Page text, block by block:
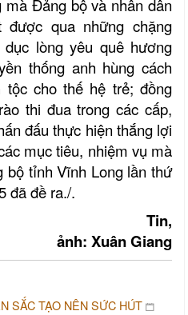
mà Đảng bộ và nhân dân
qua những chặng
dục lòng yêu quê hương
thống anh hùng cách
cho thế hệ trẻ; đồng
thi đua trong các cấp,
đấu thực hiện thắng lợi
mục tiêu, nhiệm vụ mà
tỉnh Vĩnh Long lần thứ
đã đề ra./.
ảnh: Xuân Giang
SẮC TẠO NÊN SỨC HÚT